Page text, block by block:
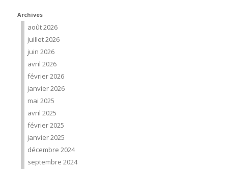
Archives
août 2026
juillet 2026
juin 2026
avril 2026
février 2026
janvier 2026
mai 2025
avril 2025
février 2025
janvier 2025
décembre 2024
septembre 2024